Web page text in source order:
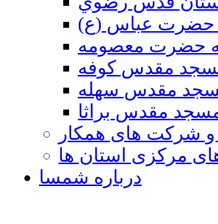
حضرت عباس (ع)
حضرت معصومه
مقدس كوفه
مقدس سهله
مقدس براثا
و شرکت های همکار
مرکزی استان ها
درباره شمسا